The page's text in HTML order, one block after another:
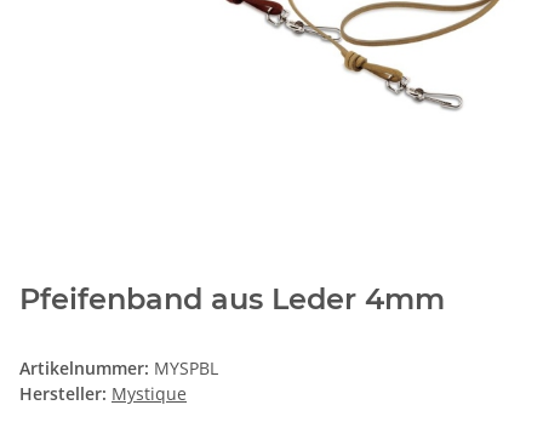
Pfeifenband aus Leder 4mm
Artikelnummer: MYSPBL
Hersteller: Mystique